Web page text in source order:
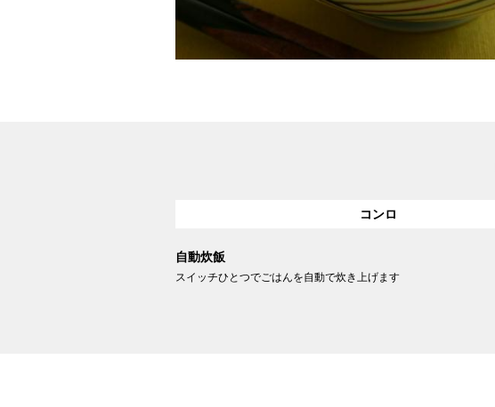
コンロ
自動炊飯
スイッチひとつでごはんを自動で炊き上げます